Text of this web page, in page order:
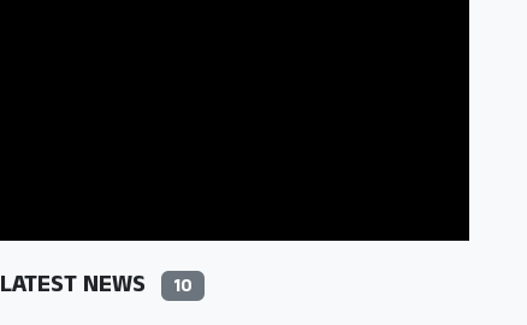
LATEST NEWS 10